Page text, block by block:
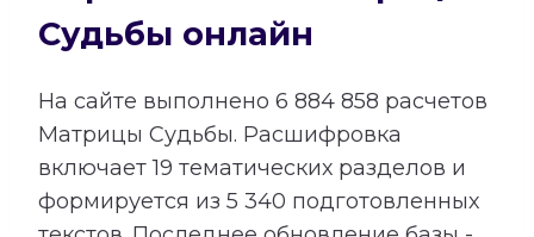
Судьбы онлайн
На сайте выполнено 6 884 858 расчетов
Матрицы Судьбы. Расшифровка
включает19 тематических разделов и
формируется из 5 340 подготовленных